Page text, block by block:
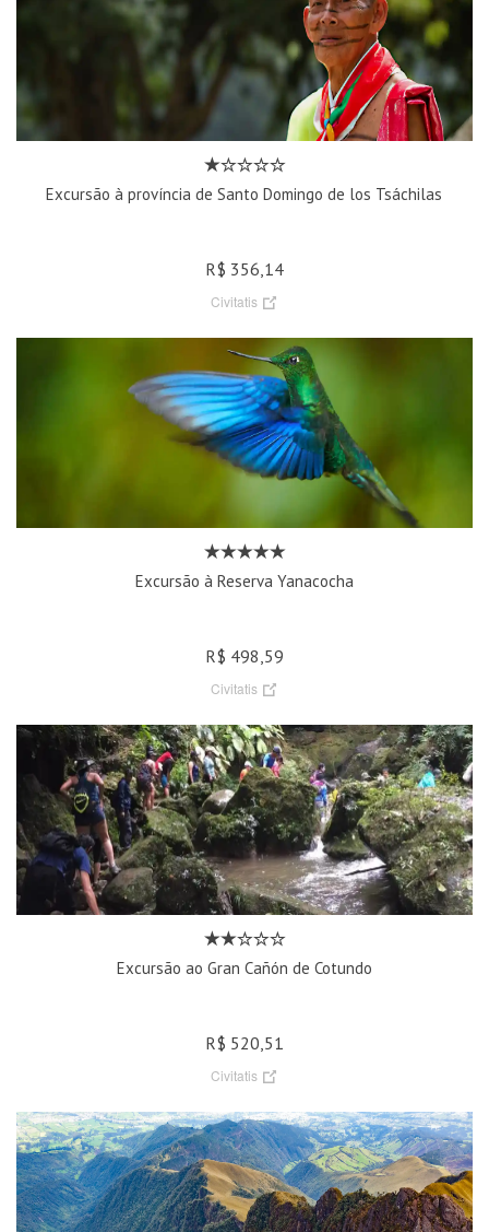
Excursão à província de Santo Domingo de los Tsáchilas
R$ 356,14
Civitatis
Excursão à Reserva Yanacocha
R$ 498,59
Civitatis
Excursão ao Gran Cañón de Cotundo
R$ 520,51
Civitatis